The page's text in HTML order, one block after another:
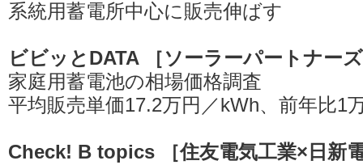
系統用蓄電所中心に販売伸ばす
ビビッとDATA ［ソーラーパートナー
家庭用蓄電池の相場価格調査
平均販売単価17.2万円／kWh、前年比1
Check! B topics ［住友電気工業×日新